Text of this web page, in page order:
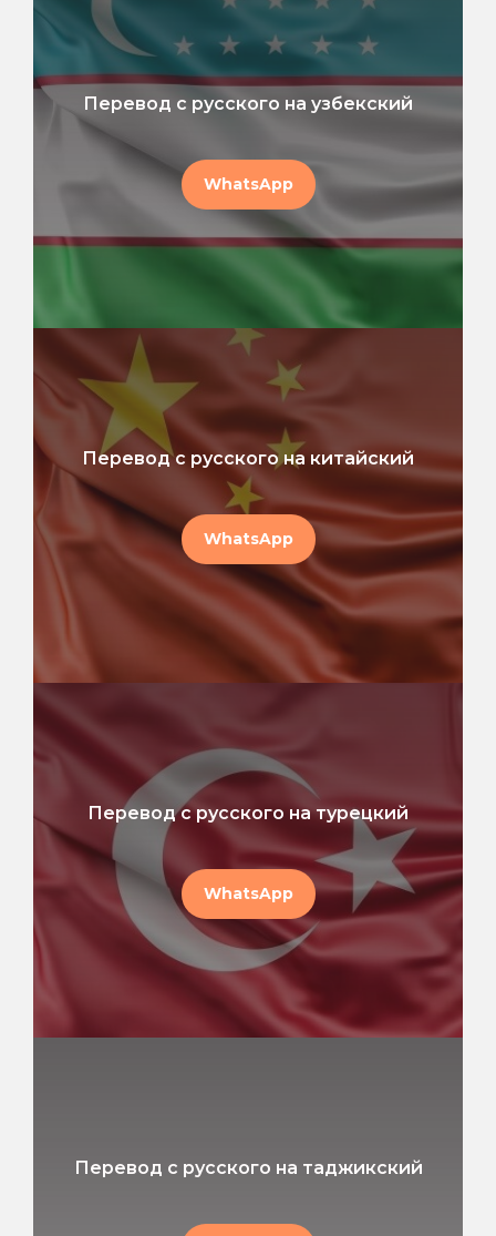
Перевод с русского на узбекский
WhatsApp
Перевод с русского на китайский
WhatsApp
Перевод с русского на турецкий
WhatsApp
Перевод с русского на таджикский